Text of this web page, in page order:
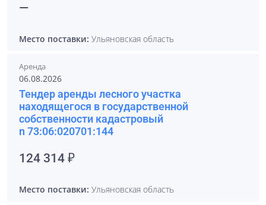
—
Место поставки: Ульяновская область
Аренда
06.08.2026
Тендер аренды лесного участка
находящегося в государственной
собственности кадастровый
n 73:06:020701:144
124 314 ₽
Место поставки: Ульяновская область